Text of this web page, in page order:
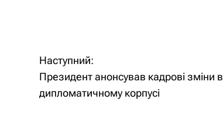
Наступний:
Президент анонсував кадрові зміни в
дипломатичному корпусі